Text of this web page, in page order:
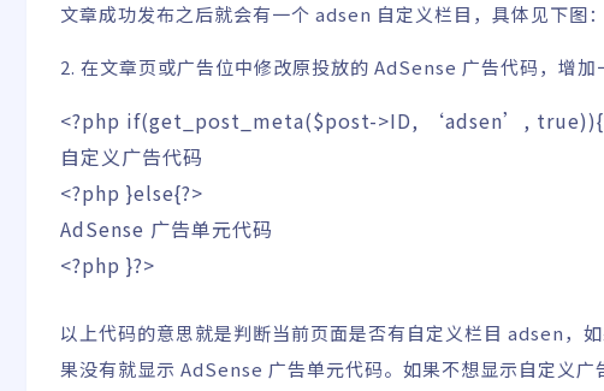
文章成功发布之后就会有一个 adsen 自定义栏目，具体见下图：
2. 在文章页或广告位中修改原投放的 AdSense 广告代码，增加
<?php if(get_post_meta($post->ID, ‘adsen’ , true)){
自定义广告代码
<?php }else{?>
AdSense 广告单元代码
<?php }?>
以上代码的意思就是判断当前页面是否有自定义栏目 adsen，
果没有就显示 AdSense 广告单元代码。如果不想显示自定义广